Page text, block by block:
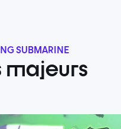
SUBMARINE
majeurs